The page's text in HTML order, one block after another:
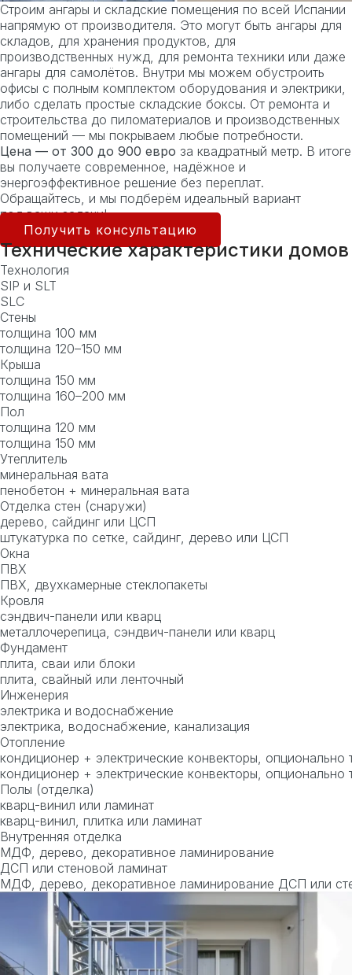
Строим ангары и складские помещения по всей Испании
напрямую от производителя. Это могут быть ангары для
складов, для хранения продуктов, для
производственных нужд, для ремонта техники или даже
ангары для самолётов. Внутри мы можем обустроить
офисы с полным комплектом оборудования и электрики,
либо сделать простые складские боксы. От ремонта и
строительства до пиломатериалов и производственных
помещений — мы покрываем любые потребности.
Цена — от 300 до 900 евро за квадратный метр. В итоге
вы получаете современное, надёжное и
энергоэффективное решение без переплат.
Обращайтесь, и мы подберём идеальный вариант
под ваши задачи!
Получить консультацию
Технические характеристики домов
Технология
SIP и SLT
SLC
Стены
толщина 100 мм
толщина 120–150 мм
Крыша
толщина 150 мм
толщина 160–200 мм
Пол
толщина 120 мм
толщина 150 мм
Утеплитель
минеральная вата
пенобетон + минеральная вата
Отделка стен (снаружи)
дерево, сайдинг или ЦСП
штукатурка по сетке, сайдинг, дерево или ЦСП
Окна
ПВХ
ПВХ, двухкамерные стеклопакеты
Кровля
сэндвич-панели или кварц
металлочерепица, сэндвич-панели или кварц
Фундамент
плита, сваи или блоки
плита, свайный или ленточный
Инженерия
электрика и водоснабжение
электрика, водоснабжение, канализация
Отопление
кондиционер + электрические конвекторы, опционально
кондиционер + электрические конвекторы, опционально
Полы (отделка)
кварц-винил или ламинат
кварц-винил, плитка или ламинат
Внутренняя отделка
МДФ, дерево, декоративное ламинирование
ДСП или стеновой ламинат
МДФ, дерево, декоративное ламинирование ДСП или